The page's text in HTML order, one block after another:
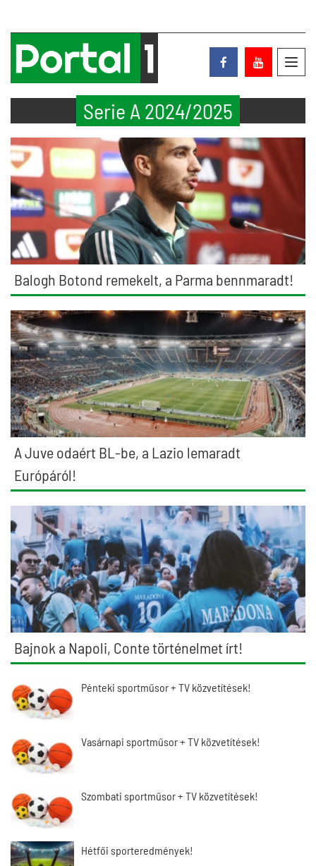
Serie A 2024/2025
Balogh Botond remekelt, a Parma bennmaradt!
A Juve odaért BL-be, a Lazio lemaradt
Európáról!
Bajnok a Napoli, Conte történelmet írt!
Pénteki sportműsor + TV közvetítések!
Vasárnapi sportműsor + TV közvetítések!
Szombati sportműsor + TV közvetítések!
Hétfői sporteredmények!